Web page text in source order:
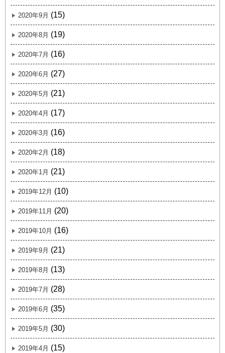
2020年9月 (15)
2020年8月 (19)
2020年7月 (16)
2020年6月 (27)
2020年5月 (21)
2020年4月 (17)
2020年3月 (16)
2020年2月 (18)
2020年1月 (21)
2019年12月 (10)
2019年11月 (20)
2019年10月 (16)
2019年9月 (21)
2019年8月 (13)
2019年7月 (28)
2019年6月 (35)
2019年5月 (30)
2019年4月 (15)